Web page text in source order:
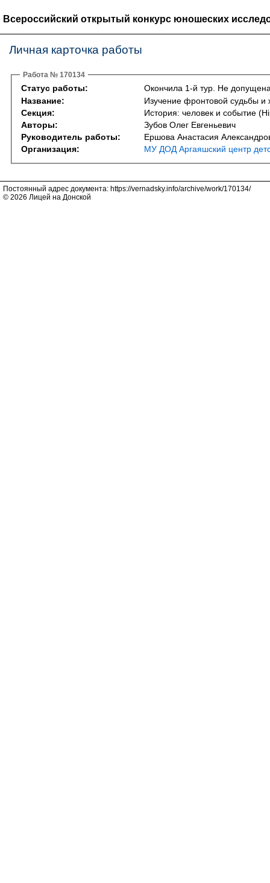
Всероссийский открытый конкурс юношеских
Личная карточка работы
Работа № 170134
Статус работы:
Окончила 1-й тур. Не
Название:
Изучение фронтовой судьбы и
Секция:
История: человек и событие
Авторы:
Зубов Олег Евгеньевич
Руководитель работы:
Ершова Анастасия
Организация:
МУ ДОД Аргаяшский центр
Постоянный адрес документа: https://vernadsky.info/archive/work/170134/
© 2026 Лицей на Донской